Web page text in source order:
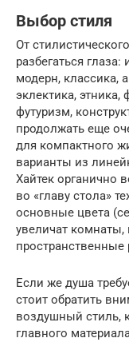
Выбор стиля
От
разбегаться
модерн, классика,
эклектика,
футуризм,
продолжать еще
для компактного
варианты из
Хайтек органично
во «главу стола»
основные цвета
увеличат
пространственные
Если же душа
стоит обратить
воздушный стиль,
главного